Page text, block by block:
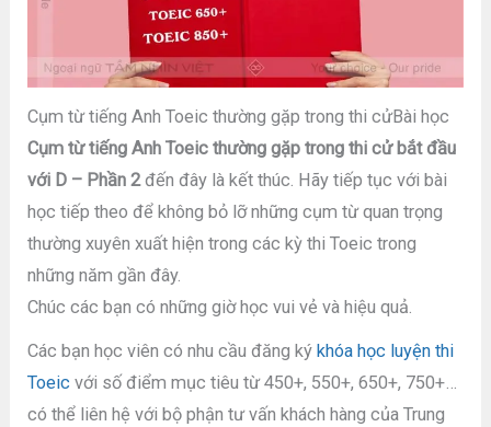
Cụm từ tiếng Anh Toeic thường gặp trong thi cửBài học
Cụm từ tiếng Anh Toeic thường gặp trong thi cử bắt đầu
với D – Phần 2đến đây là kết thúc. Hãy tiếp tục với bài
học tiếp theo để không bỏ lỡ những cụm từ quan trọng
thường xuyên xuất hiện trong các kỳ thi Toeic trong
những năm gần đây.
Chúc các bạn có những giờ học vui vẻ và hiệu quả.
Các bạn học viên có nhu cầu đăng ký khóa học luyện thi
Toeic với số điểm mục tiêu từ 450+, 550+, 650+, 750+…
có thể liên hệ với bộ phận tư vấn khách hàng của Trung